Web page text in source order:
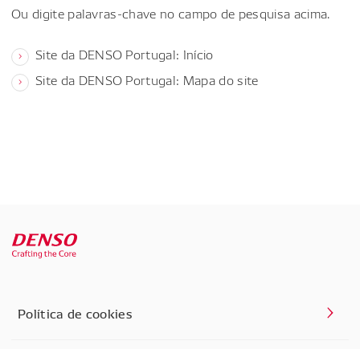
Ou digite palavras-chave no campo de pesquisa acima.
Site da DENSO Portugal: Início
Site da DENSO Portugal: Mapa do site
Política de cookies